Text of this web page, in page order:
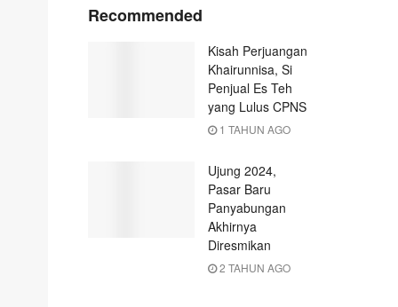
Recommended
Kisah Perjuangan
Khairunnisa, Si
Penjual Es Teh
yang Lulus CPNS
1 TAHUN AGO
Ujung 2024,
Pasar Baru
Panyabungan
Akhirnya
Diresmikan
2 TAHUN AGO